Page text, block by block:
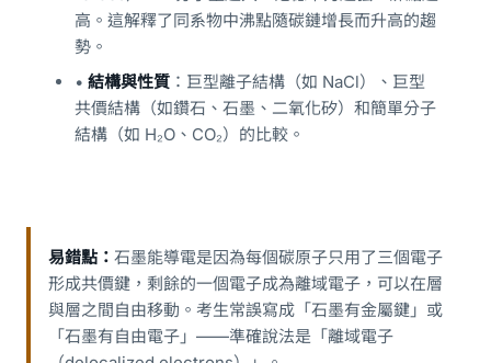
高。這解釋了同系物中沸點隨碳鏈增長而升高的趨
勢。
• 結構與性質 ：巨型離子結構（如 NaCl）、巨型
共價結構（如鑽石、石墨、二氧化矽）和簡單分子
結構（如 H₂O、CO₂）的比較。
易錯點： 石墨能導電是因為每個碳原子只用了三個電子
形成共價鍵，剩餘的一個電子成為離域電子，可以在層
與層之間自由移動。考生常誤寫成「石墨有金屬鍵」或
「石墨有自由電子」——準確說法是「離域電子